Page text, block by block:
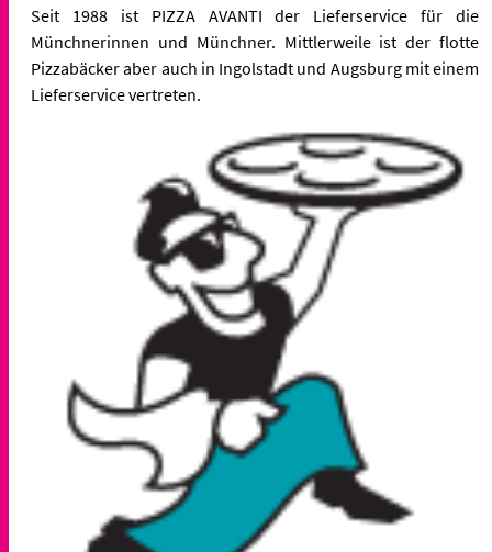
Seit 1988 ist PIZZA AVANTI der Lieferservice für die
Münchnerinnen und Münchner. Mittlerweile ist der flotte
Pizzabäcker aber auch in Ingolstadt und Augsburg mit einem
Lieferservice vertreten.